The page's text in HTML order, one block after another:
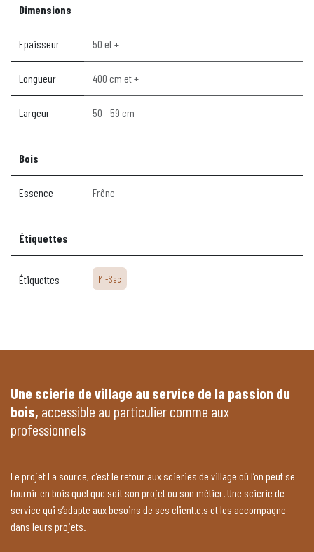
Dimensions
Epaisseur 50 et +
Longueur 400 cm et +
Largeur 50 - 59 cm
Bois
Essence Frêne
Étiquettes
Étiquettes Mi-Sec
Une scierie de village au service de la passion du
bois, accessible au particulier comme aux
professionnels
Le projet La source, c’est le retour aux scieries de village où l’on peut se
fournir en bois quel que soit son projet ou son métier. Une scierie de
service qui s’adapte aux besoins de ses client.e.s et les accompagne
dans leurs projets.